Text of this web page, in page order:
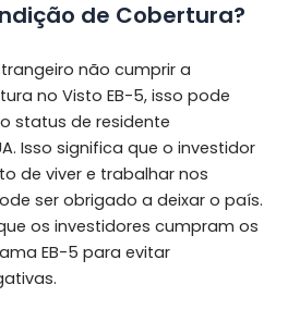
de Cobertura?
não cumprir a
no Visto EB-5, isso pode
status de residente
Isso significa que o investidor
de viver e trabalhar nos
ser obrigado a deixar o país.
os investidores cumpram os
EB-5 para evitar